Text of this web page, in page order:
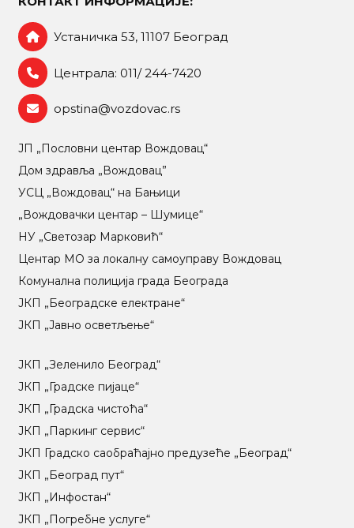
Устаничка 53, 11107 Београд
Централа: 011/ 244-7420
opstina@vozdovac.rs
ЈП „Пословни центар Вождовац“
Дом здравља „Вождовац”
УСЦ „Вождовац“ на Бањици
„Вождовачки центар – Шумице“
НУ „Светозар Марковић“
Центар МO за локалну самоуправу Вождовац
Комунална полиција града Београда
ЈКП „Београдске електране“
ЈКП „Јавно осветљење“
ЈКП „Зеленило Београд“
ЈКП „Градске пијаце“
ЈКП „Градска чистоћа“
ЈКП „Паркинг сервис“
ЈКП Градско саобраћајно предузеће „Београд“
ЈКП „Београд пут“
ЈКП „Инфостан“
ЈКП „Погребне услуге“